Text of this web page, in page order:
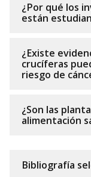
¿Por qué los
están
¿Existe
crucíferas
riesgo de
¿Son las
alimentación
Bibliografía